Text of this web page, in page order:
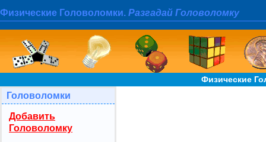
Физические Головоломки. Разгадай Головоломку
Физические
Головоломки
Добавить
Головоломку